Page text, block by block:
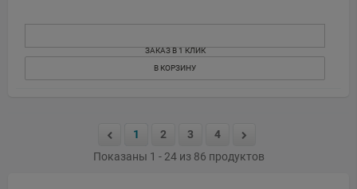
ЗАКАЗ В 1 КЛИК
В КОРЗИНУ
1 2 3
4
Показаны 1 - 24 из 86 продуктов